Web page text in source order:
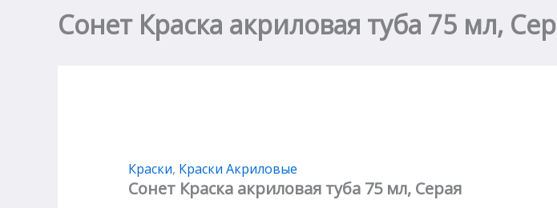
Сонет Краска акриловая туба 75 мл,
Краски, Краски Акриловые
Сонет Краска акриловая туба 75 мл, Серая